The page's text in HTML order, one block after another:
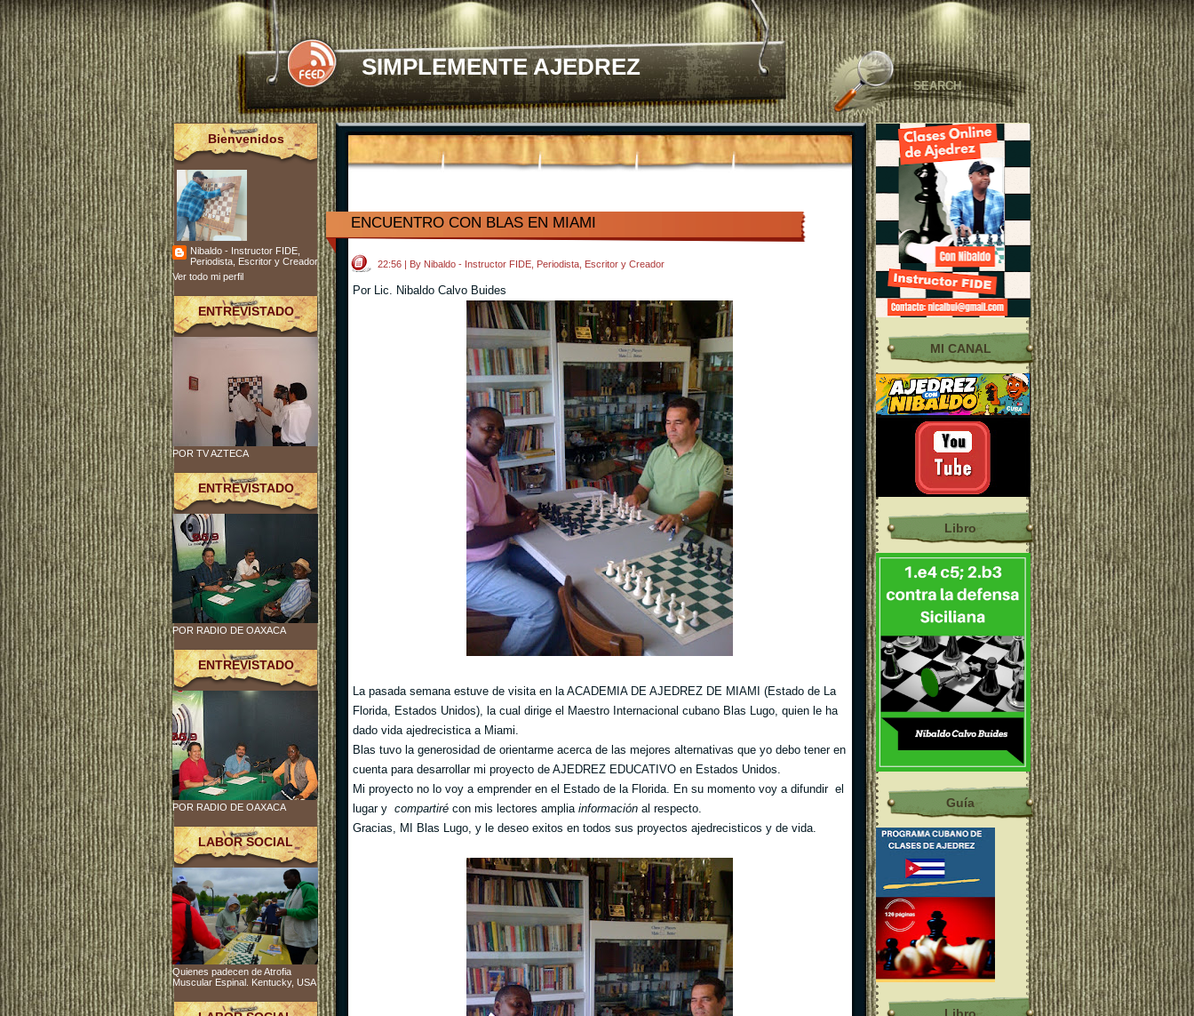
SIMPLEMENTE AJEDREZ
ENCUENTRO CON BLAS EN MIAMI
22:56 | By Nibaldo - Instructor FIDE, Periodista, Escritor y Creador
Por Lic. Nibaldo Calvo Buides
La pasada semana estuve de visita en la ACADEMIA DE AJEDREZ DE MIAMI (Estado de La
Florida, Estados Unidos), la cual dirige el Maestro Internacional cubano Blas Lugo, quien le ha
dado vida ajedrecistica a Miami.
Blas tuvo la generosidad de orientarme acerca de las mejores alternativas que yo debo tener en
cuenta para desarrollar mi proyecto de AJEDREZ EDUCATIVO en Estados Unidos.
Mi proyecto no lo voy a emprender en el Estado de la Florida. En su momento voy a difundir el
lugar y compartiré con mis lectores amplia información al respecto.
Gracias, MI Blas Lugo, y le deseo exitos en todos sus proyectos ajedrecisticos y de vida.
Bienvenidos
Nibaldo - Instructor FIDE,
Periodista, Escritor y Creador
Ver todo mi perfil
ENTREVISTADO
POR TV AZTECA
ENTREVISTADO
POR RADIO DE OAXACA
ENTREVISTADO
POR RADIO DE OAXACA
LABOR SOCIAL
Quienes padecen de Atrofia
Muscular Espinal. Kentucky, USA
MI CANAL
Libro
Guía